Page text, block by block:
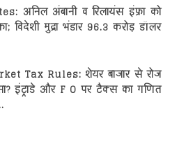
अनिल अंबानी व रिलायंस इंफ्रा को
विदेशी मुद्रा भंडार 96.3 करोड़ डॉलर
Tax Rules: शेयर बाजार से रोज
इंट्राडे और F O पर टैक्स का गणित